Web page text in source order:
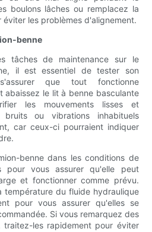
boulons lâches ou remplacez la
les problèmes d'alignement.
benne
tâches de maintenance sur le
il est essentiel de tester son
que tout fonctionne
abaissez le lit à benne basculante
les mouvements lisses et
ou vibrations inhabituels
car ceux-ci pourraient indiquer
benne dans les conditions de
pour vous assurer qu'elle peut
et fonctionner comme prévu.
température du fluide hydraulique
pour vous assurer qu'elles se
Si vous remarquez des
traitez-les rapidement pour éviter